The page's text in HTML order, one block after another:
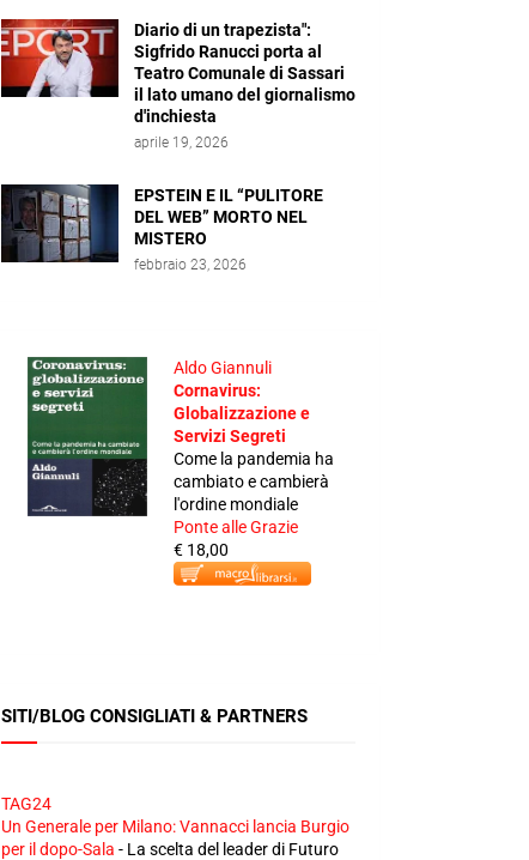
Diario di un trapezista":
Sigfrido Ranucci porta al
Teatro Comunale di Sassari
il lato umano del giornalismo
d'inchiesta
aprile 19, 2026
EPSTEIN E IL “PULITORE
DEL WEB” MORTO NEL
MISTERO
febbraio 23, 2026
Aldo Giannuli
Cornavirus:
Globalizzazione e
Servizi Segreti
Come la pandemia ha
cambiato e cambierà
l'ordine mondiale
Ponte alle Grazie
€ 18,00
SITI/BLOG CONSIGLIATI & PARTNERS
TAG24
Un Generale per Milano: Vannacci lancia Burgio
per il dopo-Sala - La scelta del leader di Futuro